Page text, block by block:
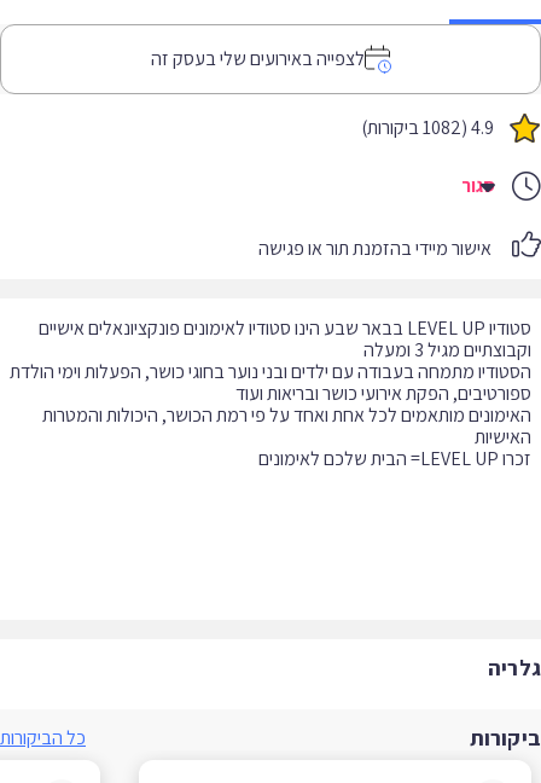
לצפייה באירועים שלי בעסק זה
4.9 (1082 ביקורות)
סגור
אישור מיידי בהזמנת תור או פגישה
סטודיו LEVEL UP בבאר שבע הינו סטודיו לאימונים פונקציונאלים אישיים
מתמחה בעבודה עם ילדים ובני נוער בחוגי כושר, הפעלות וימי הולדת
מותאמים לכל אחת ואחד על פי רמת הכושר, היכולות והמטרות
כל הביקורות